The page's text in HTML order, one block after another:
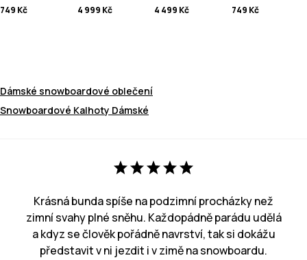
749 Kč
4 999 Kč
4 499 Kč
749 Kč
Dámské snowboardové oblečení
Snowboardové Kalhoty Dámské
Krásná bunda spíše na podzimní procházky než
zimní svahy plné sněhu. Každopádně parádu udělá
a kdyz se člověk pořádně navrství, tak si dokážu
představit v ni jezdit i v zimě na snowboardu.